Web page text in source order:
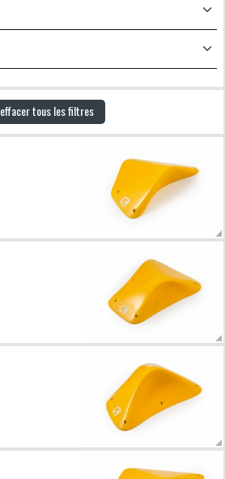
effacer tous les filtres